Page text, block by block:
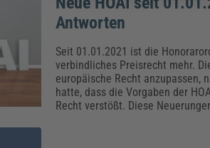
Antworten
Seit 01.01.2021 ist die
verbindliches Preisrecht mehr.
europäische Recht anzupassen,
hatte, dass die Vorgaben der
Recht verstößt. Diese